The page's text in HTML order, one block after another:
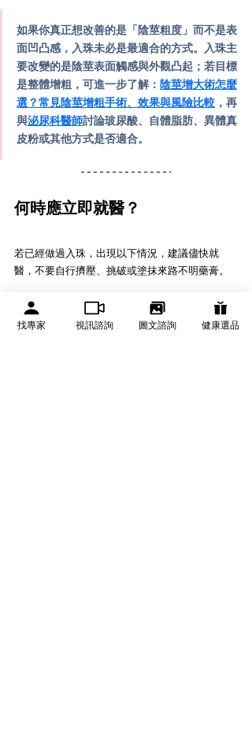
如果你真正想改善的是「陰莖粗度」而不是表
面凹凸感，入珠未必是最適合的方式。入珠主
要改變的是陰莖表面觸感與外觀凸起；若目標
是整體增粗，可進一步了解： 陰莖增大術怎麼
選？常見陰莖增粗手術、效果與風險比較 ，再
與泌尿科醫師討論玻尿酸、自體脂肪、異體真
皮粉或其他方式是否適合。
何時應立即就醫？
若已經做過入珠，出現以下情況，建議儘快就
醫，不要自行擠壓、挑破或塗抹來路不明藥膏。
可能代表問題
找專家 視訊諮詢 圖文諮詢 健康選品